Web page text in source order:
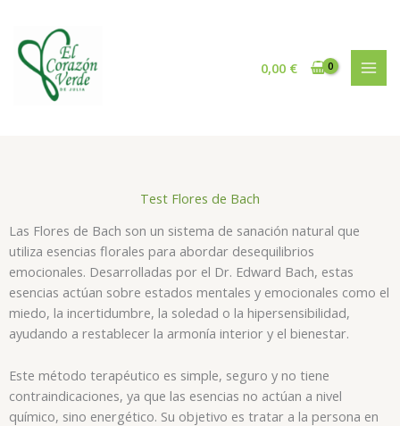
contenido
0,00 €
Test Flores de Bach
Las Flores de Bach son un sistema de sanación natural que
utiliza esencias florales para abordar desequilibrios
emocionales. Desarrolladas por el Dr. Edward Bach, estas
esencias actúan sobre estados mentales y emocionales como el
miedo, la incertidumbre, la soledad o la hipersensibilidad,
ayudando a restablecer la armonía interior y el bienestar.
Este método terapéutico es simple, seguro y no tiene
contraindicaciones, ya que las esencias no actúan a nivel
químico, sino energético. Su objetivo es tratar a la persona en